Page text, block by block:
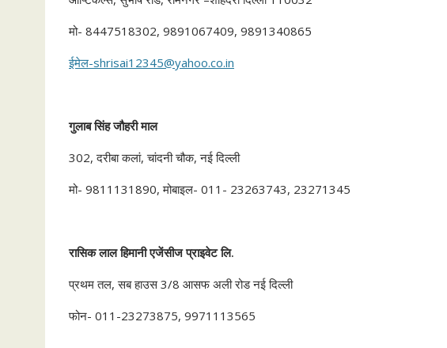
मो- 8447518302, 9891067409, 9891340865
ईमेल-shrisai12345@yahoo.co.in
गुलाब सिंह जौहरी माल
302, दरीबा कलां, चांदनी चौक, नई दिल्ली
मो- 9811131890, मोबाइल- 011- 23263743, 23271345
रासिक लाल हिमानी एजेंसीज प्राइवेट लि.
प्रथम तल, सब हाउस 3/8 आसफ अली रोड नई दिल्ली
फोन- 011-23273875, 9971113565